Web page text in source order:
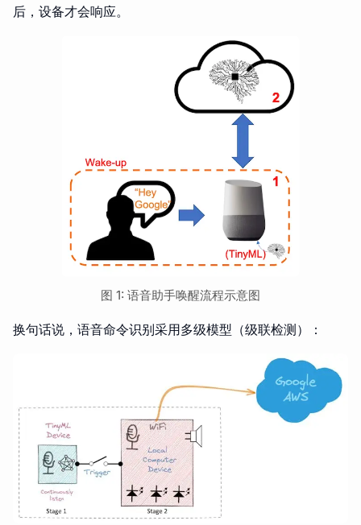
后，设备才会响应。
图 1: 语音助手唤醒流程示意图
换句话说，语音命令识别采用多级模型（级联检测）：